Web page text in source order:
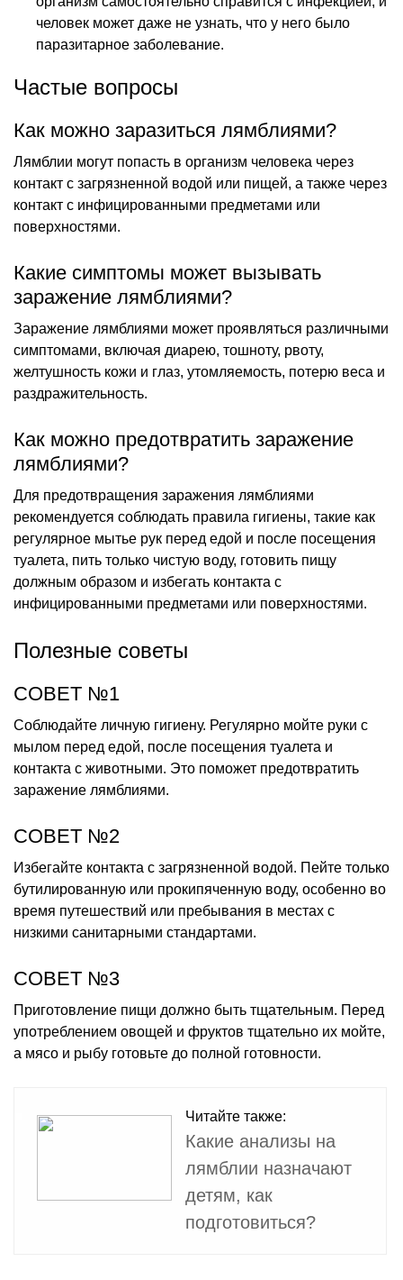
человек может даже не узнать, что у него было
паразитарное заболевание.
Частые вопросы
Как можно заразиться лямблиями?
Лямблии могут попасть в организм человека через
контакт с загрязненной водой или пищей, а также через
контакт с инфицированными предметами или
поверхностями.
Какие симптомы может вызывать
заражение лямблиями?
Заражение лямблиями может проявляться различными
симптомами, включая диарею, тошноту, рвоту,
желтушность кожи и глаз, утомляемость, потерю веса и
раздражительность.
Как можно предотвратить заражение
лямблиями?
Для предотвращения заражения лямблиями
рекомендуется соблюдать правила гигиены, такие как
регулярное мытье рук перед едой и после посещения
туалета, пить только чистую воду, готовить пищу
должным образом и избегать контакта с
инфицированными предметами или поверхностями.
Полезные советы
СОВЕТ №1
Соблюдайте личную гигиену. Регулярно мойте руки с
мылом перед едой, после посещения туалета и
контакта с животными. Это поможет предотвратить
заражение лямблиями.
СОВЕТ №2
Избегайте контакта с загрязненной водой. Пейте только
бутилированную или прокипяченную воду, особенно во
время путешествий или пребывания в местах с
низкими санитарными стандартами.
СОВЕТ №3
Приготовление пищи должно быть тщательным. Перед
употреблением овощей и фруктов тщательно их мойте,
а мясо и рыбу готовьте до полной готовности.
Читайте также:
Какие анализы на
лямблии назначают
детям, как
подготовиться?